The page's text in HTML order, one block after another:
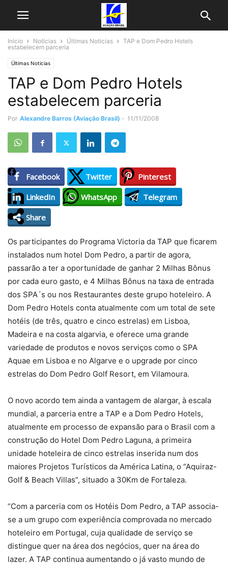
Início Notícias Últimas Noticias
TAP e Dom Pedro Hotels
estabelecem parceria
Últimas Noticias
TAP e Dom Pedro Hotels
estabelecem parceria
Por Alexandre Barros (Aviação Brasil) - 11/11/2008
Facebook Twitter
Pinterest
LinkedIn
WhatsApp
Telegram
Share
Os participantes do Programa Victoria da TAP que ficarem
instalados num hotel Dom Pedro, a partir de agora,
passarão a ter a oportunidade de ganhar 2 Milhas Bônus
por cada euro gasto, e 4 Milhas Bônus na taxa de entrada
dos SPA´s ou nos Restaurantes deste grupo hoteleiro. A
Dom Pedro Hotels conta atualmente com um total de sete
hotéis (de três, quatro e cinco estrelas) em Lisboa,
Madeira e na costa algarvia, e oferece uma grande
variedade de produtos e novos serviços como o SPA
Aquae em Lisboa e no Algarve e o upgrade por cinco
estrelas do Dom Pedro Golf Resort, em Vilamoura.
O novo acordo tem ainda a vantagem de alargar, à escala
mundial, a parceria entre a TAP e a Dom Pedro Hotels,
atualmente em processo de expansão para o Brasil com a
construção do Hotel Dom Pedro Laguna, a primeira
unidade hoteleira de cinco estrelas inserida num dos
maiores Projetos Turísticos da América Latina, o “Aquiraz-
Golf & Beach Villas”, situado a 30Km de Fortaleza.
“Com a parceria com os Hotéis Dom Pedro, a TAP associa-
se a um grupo com experiência comprovada no mercado
hoteleiro em Portugal, cuja qualidade de serviço se
distingue quer na área dos negócios, quer na área do
lazer. A TAP continua aumentando o já vasto mundo de